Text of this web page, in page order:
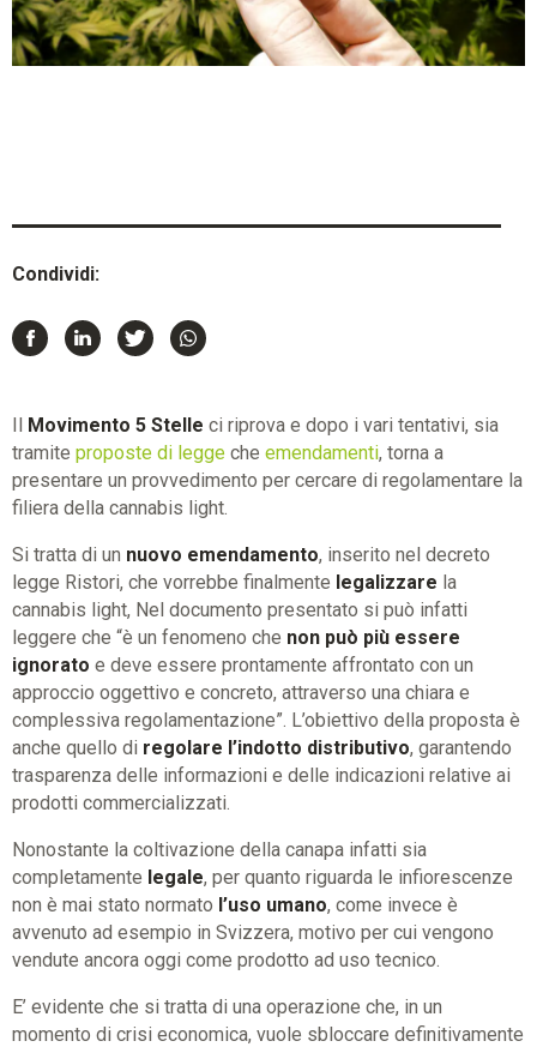
Condividi:
Il Movimento 5 Stelle ci riprova e dopo i vari tentativi, sia
tramite proposte di legge che emendamenti, torna a
presentare un provvedimento per cercare di regolamentare la
filiera della cannabis light.
Si tratta di un nuovo emendamento, inserito nel decreto
legge Ristori, che vorrebbe finalmente legalizzare la
cannabis light, Nel documento presentato si può infatti
leggere che “è un fenomeno che non può più essere
ignorato e deve essere prontamente affrontato con un
approccio oggettivo e concreto, attraverso una chiara e
complessiva regolamentazione”. L’obiettivo della proposta è
anche quello di regolare l’indotto distributivo, garantendo
trasparenza delle informazioni e delle indicazioni relative ai
prodotti commercializzati.
Nonostante la coltivazione della canapa infatti sia
completamente legale, per quanto riguarda le infiorescenze
non è mai stato normato l’uso umano, come invece è
avvenuto ad esempio in Svizzera, motivo per cui vengono
vendute ancora oggi come prodotto ad uso tecnico.
E’ evidente che si tratta di una operazione che, in un
momento di crisi economica, vuole sbloccare definitivamente